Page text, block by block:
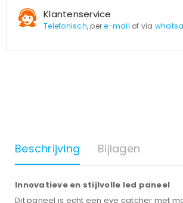
Klantenservice
Telefonisch, pere-mail of via
Beschrijving Bijlagen
Innovatieve en stijlvolle led paneel
Dit paneel is echt een eye catcher met